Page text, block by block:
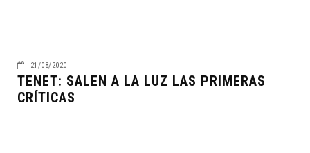
21/08/2020
TENET: SALEN A LA LUZ LAS PRIMERAS
CRÍTICAS